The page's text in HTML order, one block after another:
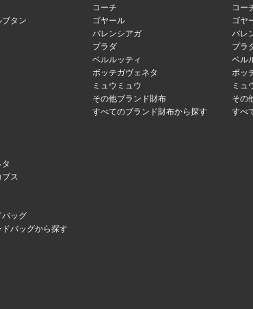
タン
ブス
バッグ
バッグから探す
コーチ
ゴヤール
バレンシアガ
プラダ
ベルルッティ
ボッテガヴェネタ
ミュウミュウ
その他ブランド財布
すべてのブランド財布から探す
コー
ゴヤ
バレ
プラ
ベル
ボッ
ミュ
その
すべ